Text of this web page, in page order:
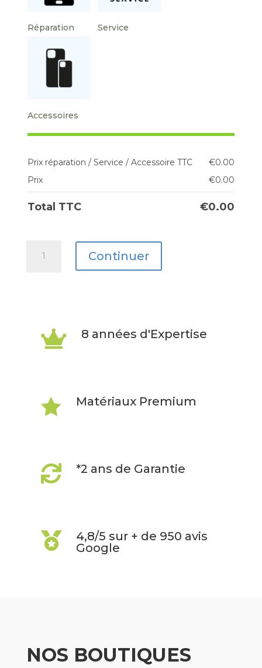
Réparation Service
Accessoires
Prix réparation / Service / Accessoire TTC €0.00
Prix
€0.00
Total TTC €0.00
Continuer
 8 années d'Expertise
 Matériaux Premium
 *2 ans de Garantie

4,8/5 sur + de 950 avis
Google
NOS BOUTIQUES